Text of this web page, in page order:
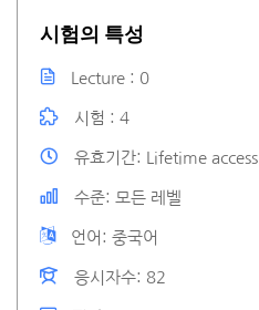
시험의 특성
Lecture 0
시험 4
유효기간 Lifetime access
수준 모든 레벨
언어 중국어
응시자수 82